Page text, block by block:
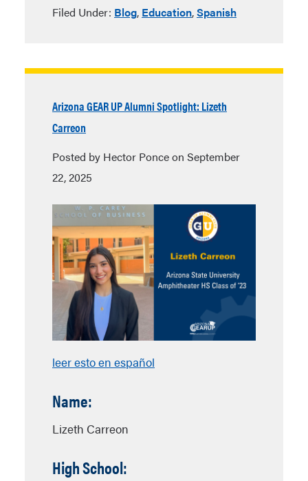
Filed Under: Blog, Education,Spanish
Arizona GEAR UP Alumni Spotlight: Lizeth
Carreon
Posted by Hector Ponce on September
22, 2025
leer esto en español
Name:
Lizeth Carreon
High School: